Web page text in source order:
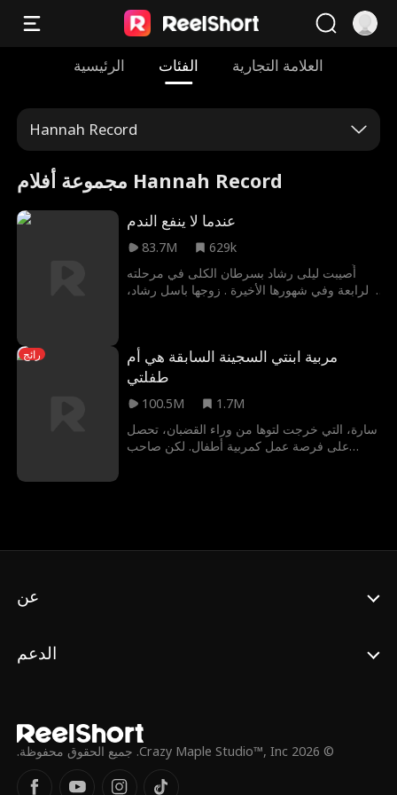
الرئيسية الفئات العلامة التجارية
Hannah Record
مجموعة أفلام Hannah Record
عندما لا ينفع الندم
83.7M
629k
أُصيبت ليلى رشاد بسرطان الكلى في مرحلته
الرابعة وفي شهورها الأخيرة . زوجها باسل رشاد،
أبدًا. يتغير كل شيء عندما يكتشف باسل أن ليلى
على وشك الموت، ولكن قد يكون فات الأوان
رائج
مربية ابنتي السجينة السابقة هي أم
طفلتي
100.5M
1.7M
سارة، التي خرجت لتوها من وراء القضبان، تحصل
على فرصة عمل كمربية أطفال. لكن صاحب
عن
الدعم
© 2026 Crazy Maple Studio™, Inc. جميع الحقوق محفوظة.